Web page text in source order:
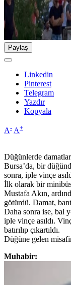
Paylaş
Linkedin
Pinterest
Telegram
Yazdır
Kopyala
A- A+
Düğünlerde
Bursa’da, bir
sonra, iple vinçe
İlk olarak bir
Mustafa Akın,
götürdü. Damat,
Daha sonra ise, bal
iple vinçe asıldı.
batırılıp çıkartıldı.
Düğüne gelen
Muhabir: